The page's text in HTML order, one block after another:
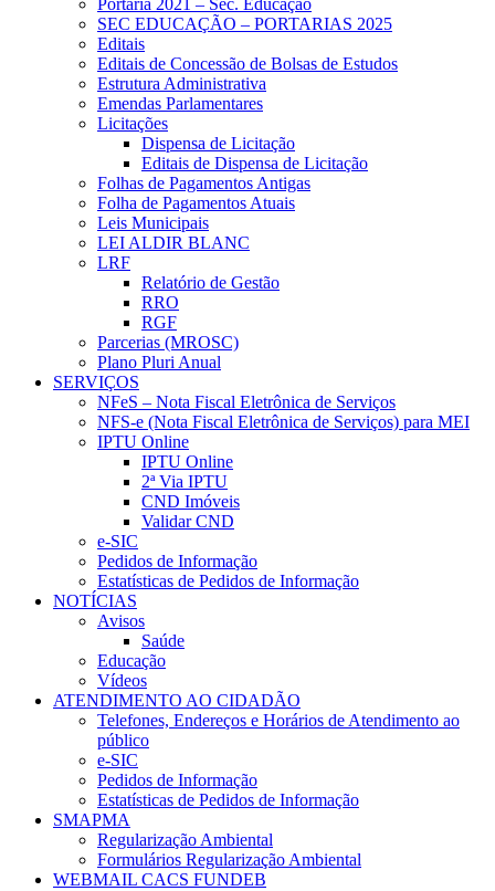
Portaria 2021 – Sec. Educação
SEC EDUCAÇÃO – PORTARIAS 2025
Editais
Editais de Concessão de Bolsas de Estudos
Estrutura Administrativa
Emendas Parlamentares
Licitações
Dispensa de Licitação
Editais de Dispensa de Licitação
Folhas de Pagamentos Antigas
Folha de Pagamentos Atuais
Leis Municipais
LEI ALDIR BLANC
LRF
Relatório de Gestão
RRO
RGF
Parcerias (MROSC)
Plano Pluri Anual
SERVIÇOS
NFeS – Nota Fiscal Eletrônica de Serviços
NFS-e (Nota Fiscal Eletrônica de Serviços) para MEI
IPTU Online
IPTU Online
2ª Via IPTU
CND Imóveis
Validar CND
e-SIC
Pedidos de Informação
Estatísticas de Pedidos de Informação
NOTÍCIAS
Avisos
Saúde
Educação
Vídeos
ATENDIMENTO AO CIDADÃO
Telefones, Endereços e Horários de Atendimento ao
público
e-SIC
Pedidos de Informação
Estatísticas de Pedidos de Informação
SMAPMA
Regularização Ambiental
Formulários Regularização Ambiental
WEBMAIL CACS FUNDEB